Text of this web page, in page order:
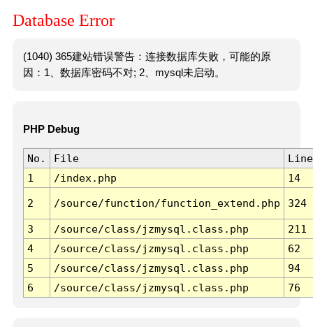
Database Error
(1040) 365建站错误警告：连接数据库失败，可能的原
因：1、数据库密码不对; 2、mysql未启动。
PHP Debug
No. File
Line
1
/index.php 14
2 /source/function/function_extend.php 324
3 /source/class/jzmysql.class.php
211
4
/source/class/jzmysql.class.php
62
5
/source/class/jzmysql.class.php
94
6
/source/class/jzmysql.class.php 76